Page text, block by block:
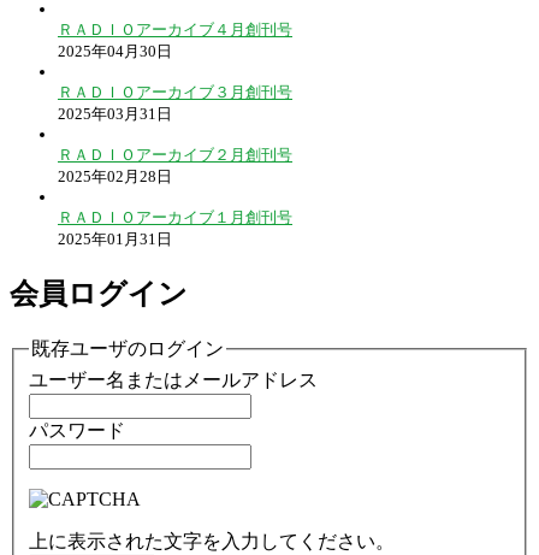
ＲＡＤＩＯアーカイブ４月創刊号
2025年04月30日
ＲＡＤＩＯアーカイブ３月創刊号
2025年03月31日
ＲＡＤＩＯアーカイブ２月創刊号
2025年02月28日
ＲＡＤＩＯアーカイブ１月創刊号
2025年01月31日
会員ログイン
既存ユーザのログイン
ユーザー名またはメールアドレス
パスワード
上に表示された文字を入力してください。